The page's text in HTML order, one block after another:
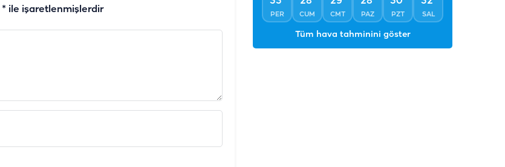
* ile işaretlenmişlerdir